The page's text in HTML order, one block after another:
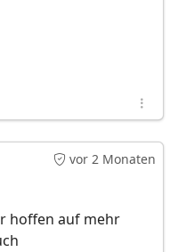
vor 2 Monaten
hoffen auf mehr